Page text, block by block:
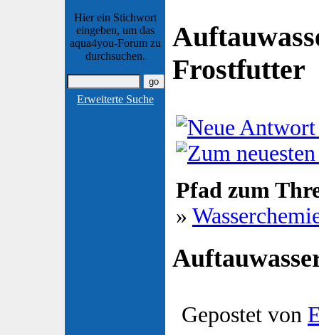
Hier ein Stichwort
eingeben, um das
aqua4you-Forum zu
durchsuchen.
Erweiterte Suche
Frostfutter
Pfad zum
»
Gepostet von